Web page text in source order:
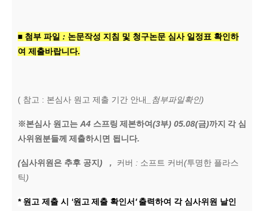
■ 첨부 파일 : 논문작성 지침 및 청구논문 심사 일정표 확인하
여 제출바랍니다.
( 참고 : 본심사 원고 제출 기간 안내 _첨부파일확인)
※본심사 원고는 A4 스프링 제본하여(3부) 05.08(금)까지 각 심
사위원분들께 제출하시면 됩니다.
(심사위원은 추후 공지 ) , 커버 : 소프트 커버(투명한 플라스
틱)
* 원고 제출 시 '원고 제출 확인서 ' 출력하여 각 심사위원 날인